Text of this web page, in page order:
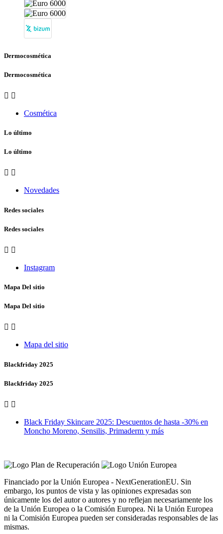
Dermocosmética
Dermocosmética
 
Cosmética
Lo último
Lo último
 
Novedades
Redes sociales
Redes sociales
 
Instagram
Mapa Del sitio
Mapa Del sitio
 
Mapa del sitio
Blackfriday 2025
Blackfriday 2025
 
Black Friday Skincare 2025: Descuentos de hasta -30% en
Moncho Moreno, Sensilis, Primaderm y más
Financiado por la Unión Europea - NextGenerationEU. Sin
embargo, los puntos de vista y las opiniones expresadas son
únicamente los del autor o autores y no reflejan necesariamente los
de la Unión Europea o la Comisión Europea. Ni la Unión Europea
ni la Comisión Europea pueden ser consideradas responsables de las
mismas.